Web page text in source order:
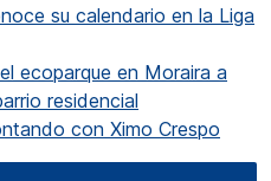
su calendario en la Liga
ecoparque en Moraira a
residencial
con Ximo Crespo